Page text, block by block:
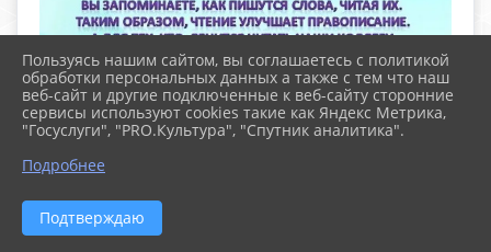
Пользуясь нашим сайтом, вы соглашаетесь с политикой
обработки персональных данных а также с тем что наш
веб-сайт и другие подключенные к веб-сайту сторонние
сервисы используют cookies такие как Яндекс Метрика,
"Госуслуги", "PRO.Культура", "Спутник аналитика".
Подробнее
Подтверждаю